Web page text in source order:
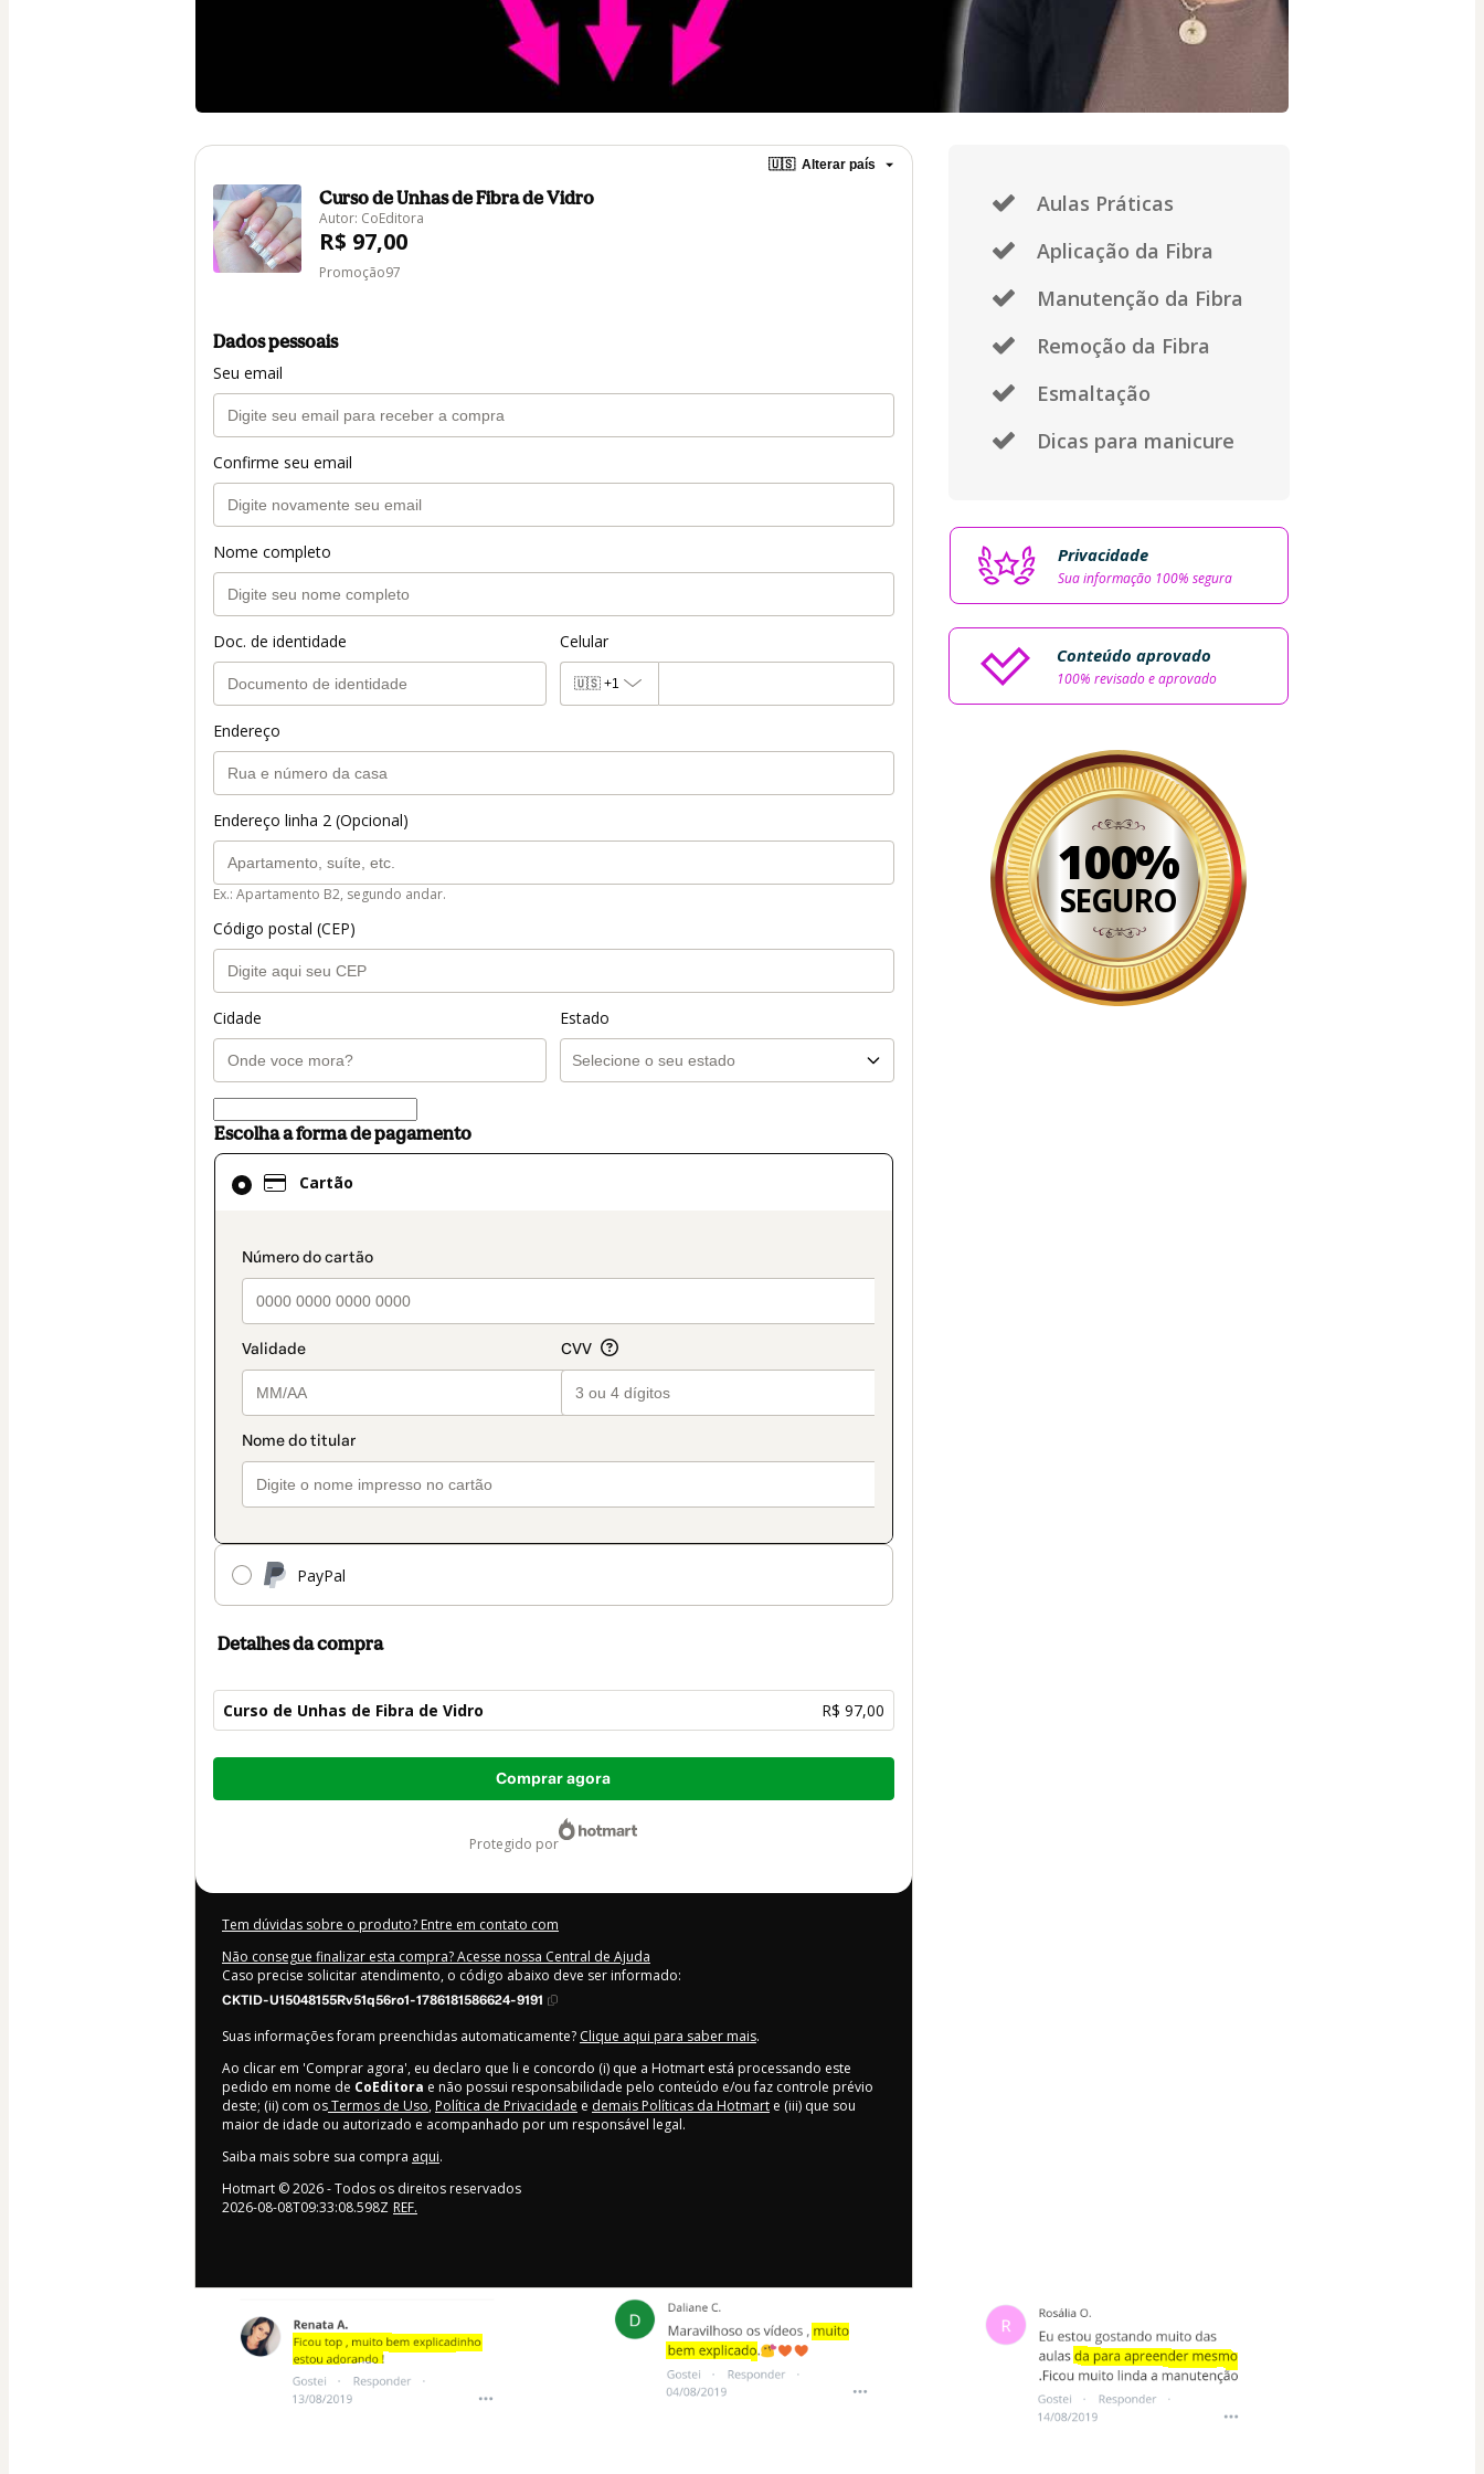
🇺🇸 Alterar país
Curso de Unhas de Fibra de Vidro
Autor: CoEditora
R$ 97,00
Promoção97
Dados pessoais
Seu email
Confirme seu email
Nome completo
Doc. de identidade Celular
🇺🇸 +1
Endereço
Endereço linha 2 (Opcional)
Ex.: Apartamento B2, segundo andar.
Código postal (CEP)
Cidade Estado
Escolha a forma de pagamento
Cartão
payment_data.section_title_v2
PayPal
Cartão
selecionado
pagamento
Detalhes da compra
Curso de Unhas de Fibra de Vidro R$ 97,00
Total
Comprar agora
protegido por
Tem dúvidas sobre o produto? Entre em contato com
Não consegue finalizar esta compra? Acesse nossa Central de Ajuda
Caso precise solicitar atendimento, o código abaixo deve ser informado:
CKTID-U15048155Rv51q56ro1-1786181586624-9191
Suas informações foram preenchidas automaticamente? Clique aqui para saber mais.
Ao clicar em 'Comprar agora', eu declaro que li e concordo (i) que a Hotmart está processando este
pedido em nome de CoEditora e não possui responsabilidade pelo conteúdo e/ou faz controle prévio
deste; (ii) com osTermos de Uso, Política de Privacidade e demais Políticas da Hotmart e (iii) que sou
maior de idade ou autorizado e acompanhado por um responsável legal.
Saiba mais sobre sua compra aqui.
Hotmart ©2026- Todos os direitos reservados
2026-08-08T09:33:08.598Z REF.
Aulas Práticas
Aplicação da Fibra
Manutenção da Fibra
Remoção da Fibra
Esmaltação
Dicas para manicure
Privacidade
Sua informação 100% segura
Conteúdo aprovado
100% revisado e aprovado
100%
SEGURO